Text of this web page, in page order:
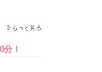
もっと見る
！